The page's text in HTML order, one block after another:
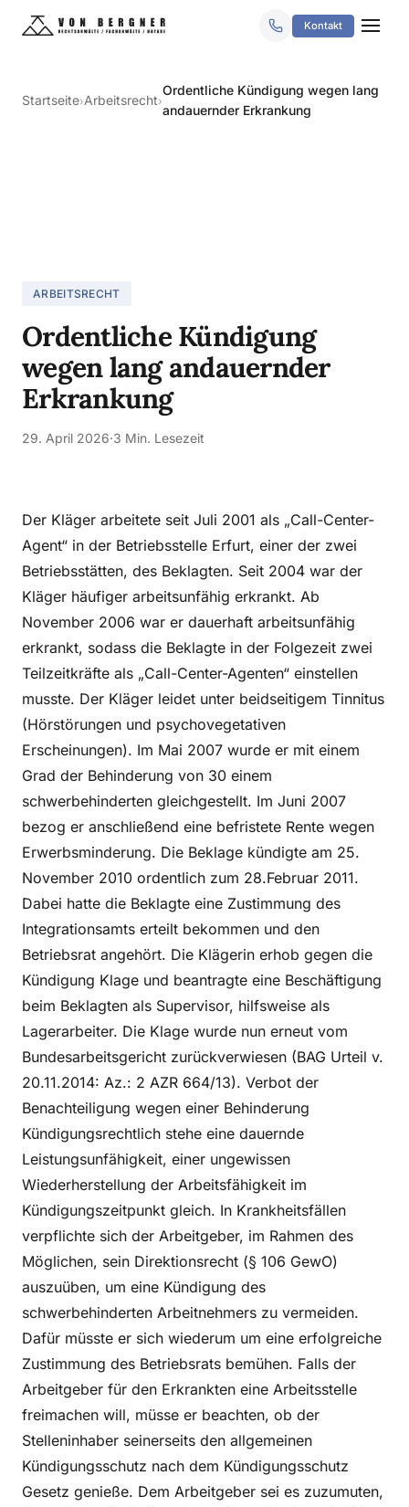
Kontakt
Startseite›Arbeitsrecht›
Ordentliche Kündigung wegen lang
andauernder Erkrankung
ARBEITSRECHT
Ordentliche Kündigung
wegen lang andauernder
Erkrankung
29. April 2026·3 Min. Lesezeit
Der Kläger arbeitete seit Juli 2001 als „Call-Center-
Agent“ in der Betriebsstelle Erfurt, einer der zwei
Betriebsstätten, des Beklagten. Seit 2004 war der
Kläger häufiger arbeitsunfähig erkrankt. Ab
November 2006 war er dauerhaft arbeitsunfähig
erkrankt, sodass die Beklagte in der Folgezeit zwei
Teilzeitkräfte als „Call-Center-Agenten“ einstellen
musste. Der Kläger leidet unter beidseitigem Tinnitus
(Hörstörungen und psychovegetativen
Erscheinungen). Im Mai 2007 wurde er mit einem
Grad der Behinderung von 30 einem
schwerbehinderten gleichgestellt. Im Juni 2007
bezog er anschließend eine befristete Rente wegen
Erwerbsminderung. Die Beklage kündigte am 25.
November 2010 ordentlich zum 28.Februar 2011.
Dabei hatte die Beklagte eine Zustimmung des
Integrationsamts erteilt bekommen und den
Betriebsrat angehört. Die Klägerin erhob gegen die
Kündigung Klage und beantragte eine Beschäftigung
beim Beklagten als Supervisor, hilfsweise als
Lagerarbeiter. Die Klage wurde nun erneut vom
Bundesarbeitsgericht zurückverwiesen (BAG Urteil v.
20.11.2014: Az.: 2 AZR 664/13). Verbot der
Benachteiligung wegen einer Behinderung
Kündigungsrechtlich stehe eine dauernde
Leistungsunfähigkeit, einer ungewissen
Wiederherstellung der Arbeitsfähigkeit im
Kündigungszeitpunkt gleich. In Krankheitsfällen
verpflichte sich der Arbeitgeber, im Rahmen des
Möglichen, sein Direktionsrecht (§ 106 GewO)
auszuüben, um eine Kündigung des
schwerbehinderten Arbeitnehmers zu vermeiden.
Dafür müsste er sich wiederum um eine erfolgreiche
Zustimmung des Betriebsrats bemühen. Falls der
Arbeitgeber für den Erkrankten eine Arbeitsstelle
freimachen will, müsse er beachten, ob der
Stelleninhaber seinerseits den allgemeinen
Kündigungsschutz nach dem Kündigungsschutz
Gesetz genieße. Dem Arbeitgeber sei es zuzumuten,